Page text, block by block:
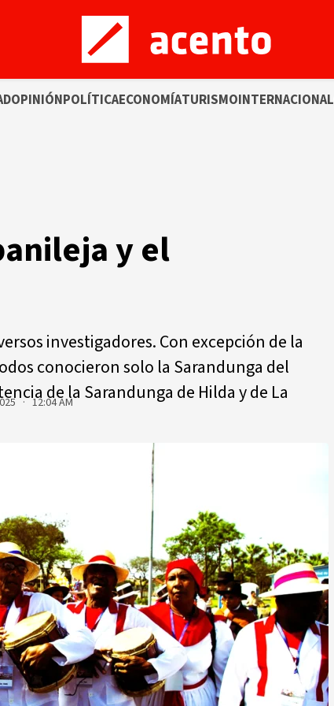
OPINIÓNPOLÍTICAECONOMÍATURISMOINTERNACIONAL
y el
investigadores. Con excepción de la
conocieron solo la Sarandunga del
de la Sarandunga de Hilda y de La
· 12:04 AM